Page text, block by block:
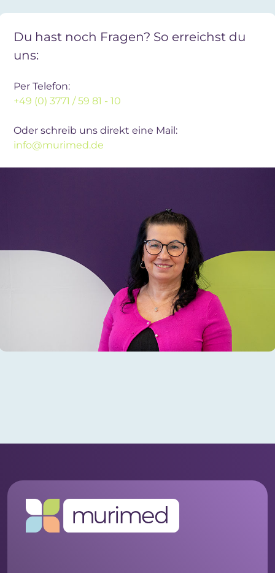
Du hast noch Fragen? So erreichst du
uns:
Per Telefon:
+49 (0) 3771 / 59 81 - 10
Oder schreib uns direkt eine Mail:
info@murimed.de